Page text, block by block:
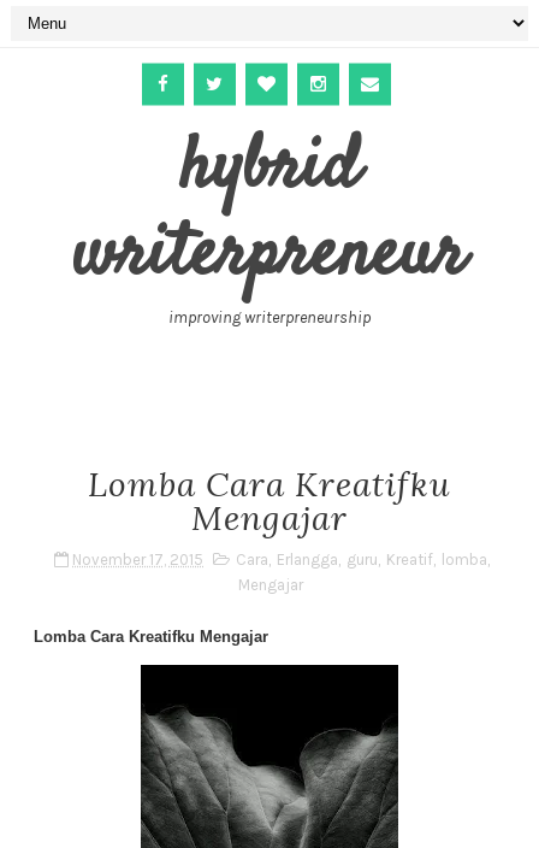
hybrid
writerpreneur
improving writerpreneurship
Lomba Cara Kreatifku
Mengajar
November 17, 2015 Cara, Erlangga, guru, Kreatif, lomba,
Mengajar
Lomba Cara Kreatifku Mengajar